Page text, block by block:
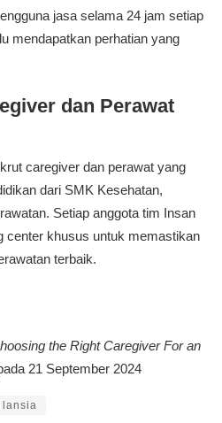
jasa selama 24 jam setiap
mendapatkan perhatian yang
dan Perawat
caregiver dan perawat yang
dari SMK Kesehatan,
Setiap anggota tim Insan
center khusus untuk memastikan
terbaik.
the Right Caregiver For an
21 September 2024
lansia